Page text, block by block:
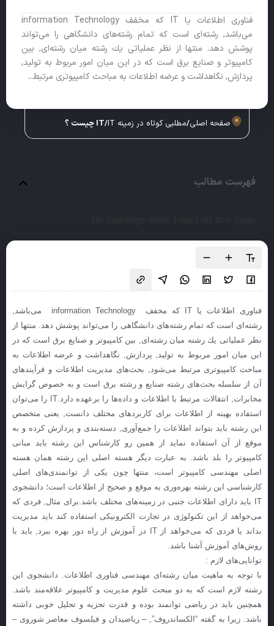
فناوری اطلاعات یا IT كه مخفف information Technology
می‌باشد, رشته‌ای است كه تمام رشته‌های دانشگاهی را می‌تواند
پوشش دهد. منتها از نظر عملیاتی یك رشته میان رشته‌ای, بین
كامپیوتر و صنایع برق است كه در این میان امور مربوط به تولید,
پردازش, نگاهداشت و عرضه اطلاعات به مباحث كامپیوتری مرتبط...
صفحه اصلی/مطلبی کوتاه در زمینه IT /IT چیست ؟
فهرست مطالب
فناوری اطلاعات یا IT كه مخفف information Technology می‌باشد,
رشته‌ای است كه تمام رشته‌های دانشگاهی را می‌تواند پوشش دهد. منتها از
نظر عملیاتی یك رشته میان رشته‌ای, بین كامپیوتر و صنایع برق است كه در
این میان امور مربوط به تولید, پردازش, نگاهداشت و عرضه اطلاعات به
مباحث كامپیوتری مرتبط می‌شود, بحث‌های مدیریت اطلاعات و فرآیندهای
آن از سلسله بحث‌های رشته صنایع و رشته برق است و به خصوص گرایش
مخابرات, انتقالات مرتبط با اطلاعات و داده‌ها را برعهده دارد.IT را می‌توان
استفاده بهینه از اطلاعات برای كاربردهای مختلف دانست, یعنی متخصص
این رشته باید بتواند اطلاعات را جمع‌آوری, دسته‌بندی و پردازش كرده و به
موقع از آن استفاده نماید از همین رو كارشناس این رشته باید مبانی
كامپیوتر را بلد باشد. به عبارت دیگر هسته اصلی این رشته همان هسته
اصلی مهندسی كامپیوتر است، منتها چون یكی از توانمندی‌های اصلی
كارشناسی این رشته بهره‌وری به موقع و صحیح از اطلاعات است؛ دانشجوی
IT باید دارای اطلاعات جنبی در زمینه‌های مختلف باشد.برای مثال, فردی كه
می‌خواهد از این تكنولوژی در تجارت الكترونیكی استفاده كند باید مدیریت
بداند یا فردی كه می‌خواهد از IT در آموزش از راه دور بهره ببرد, باید با
روش‌های آموزش آشنا باشد.
توانایی‌های لازم :
با توجه به ماهیت میان رشته‌ای مهندسی فناوری اطلاعات. دانشجوی این
رشته لازم است كه به دو مبحث علوم مدیریت و كامپیوتر علاقه‌مند باشد.
همچنین باید در ریاضی توانمند بوده و قدرت تجزیه و تحلیل خوبی داشته
باشد. زیرا به گفته “الكساندروف”, – ریاضیدان و فیلسوف معاصر شوروی –